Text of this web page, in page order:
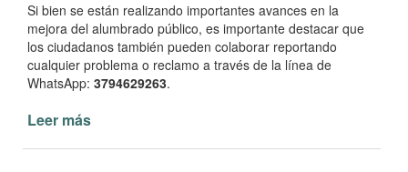
Si bien se están realizando importantes avances en la
mejora del alumbrado público, es importante destacar que
los ciudadanos también pueden colaborar reportando
cualquier problema o reclamo a través de la línea de
WhatsApp: 3794629263.
Leer más